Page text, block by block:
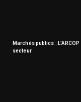
Marchés publics :
secteur